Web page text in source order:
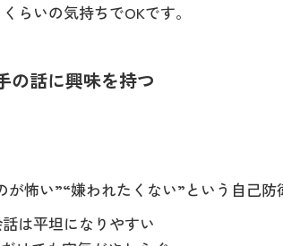
らいの気持ちでOKです。
の話に興味を持つ
怖い”“嫌われたくない”という自己防
は平坦になりやすい